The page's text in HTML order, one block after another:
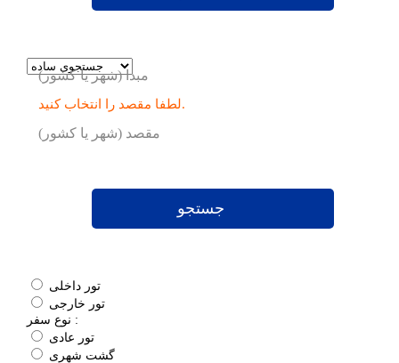
مبدا (شهر یا کشور)
لطفا مقصد را انتخاب کنید.
مقصد (شهر یا کشور)
جستجو
تور داخلی
تور خارجی
نوع سفر :
تور عادی
گشت شهری